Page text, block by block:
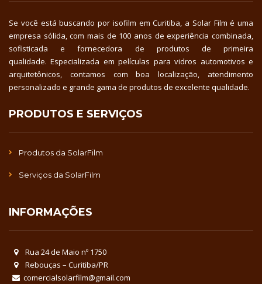
Se você está buscando por isofilm em Curitiba, a Solar Film é uma
empresa sólida, com mais de 100 anos de experiência combinada,
sofisticada e fornecedora de produtos de primeira
qualidade. Especializada em películas para vidros automotivos e
arquitetônicos, contamos com boa localização, atendimento
personalizado e grande gama de produtos de excelente qualidade.
PRODUTOS E SERVIÇOS
Produtos da SolarFilm
Serviços da SolarFilm
INFORMAÇÕES
Rua 24 de Maio nº 1750
Rebouças – Curitiba/PR
comercialsolarfilm@gmail.com